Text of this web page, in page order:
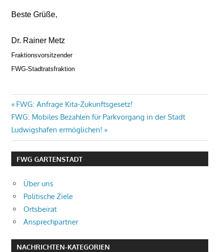
Beste Grüße,
Dr. Rainer Metz
Fraktionsvorsitzender
FWG-Stadtratsfraktion
Beitragsnavigation
Vorheriger
Beitrag:
FWG: Anfrage Kita-Zukunftsgesetz!
Nächster
Beitrag:
FWG: Mobiles Bezahlen für Parkvorgang in der Stadt
Ludwigshafen ermöglichen!
FWG GARTENSTADT
Über uns
Politische Ziele
Ortsbeirat
Ansprechpartner
NACHRICHTEN-KATEGORIEN